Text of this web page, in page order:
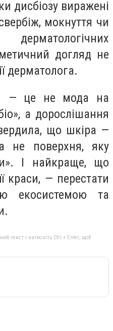
дисбіозу виражені
мокнуття чи
догляд не
дерматолога.
— це не мода на
а дорослішання
що шкіра —
не поверхня, яку
І найкраще, що
краси, — перестати
екосистемою та
текст і натисніть Ctrl + Enter, щоб